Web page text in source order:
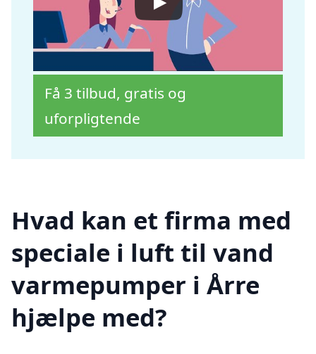
Få 3 tilbud, gratis og
uforpligtende
Hvad kan et firma med
speciale i luft til vand
varmepumper i Årre
hjælpe med?